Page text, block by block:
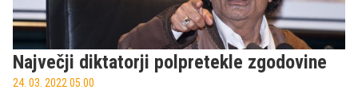
Največji diktatorji polpretekle zgodovine
24. 03. 2022 05.00